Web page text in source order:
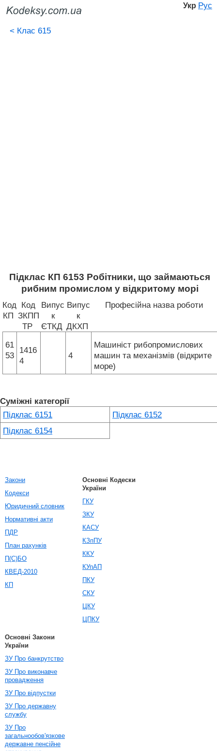
Укр Рус
< Клас 615
Підклас КП 6153 Робітники, що займаються
рибним промислом у відкритому морі
Код
КП
Код
ЗКПП
ТР
Випус
к
ЄТКД
Випус
к
ДКХП
Професійна назва роботи
61
53
1416
4
4
Машиніст рибопромислових
машин та механізмів (відкрите
море)
Суміжні категорії
Підклас 6151
Підклас 6152
Підклас 6154
Закони
Кодекси
Юридичний словник
Нормативні акти
ПДР
План рахунків
П(С)БО
КВЕД-2010
КП
Основні Кодески
України
ГКУ
ЗКУ
КАСУ
КЗпПУ
ККУ
КУпАП
ПКУ
СКУ
ЦКУ
ЦПКУ
Основні Закони
України
ЗУ Про банкрутство
ЗУ Про виконавче
провадження
ЗУ Про відпустки
ЗУ Про державну
службу
ЗУ Про
загальнообов'язкове
державне пенсійне